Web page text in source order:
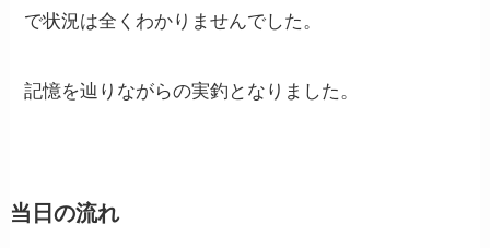
で状況は全くわかりませんでした。
記憶を辿りながらの実釣となりました。
当日の流れ